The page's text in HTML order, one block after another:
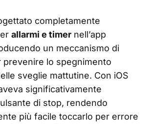
completamente
allarmi e timer nell’app
un meccanismo di
prevenire lo spegnimento
sveglie mattutine. Con iOS
significativamente
di stop, rendendo
più facile toccarlo per errore